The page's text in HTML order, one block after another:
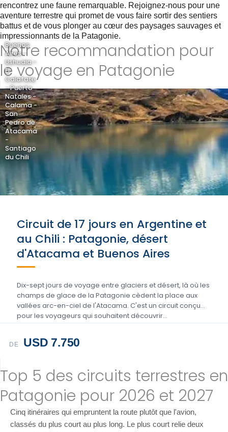
rencontrez une faune remarquable. Rejoignez-nous pour une
aventure terrestre qui promet de vous faire sortir des sentiers
battus et de vous plonger au cœur des paysages sauvages et
impressionnants de la Patagonie.
Notre recommandation pour
le voyage en Patagonie
Buenos
Aires -
Ushuaia -
El
Calafate
- Puerto
Natales -
Calama -
San
Pedro de
Atacama
-
Santiago
du Chili
Circuit de 17 jours en Argentine et
au Chili : Patagonie, désert
d'Atacama et Buenos Aires
Dix-sept jours de voyage entre glaciers et désert, là où les
champs de glace de la Patagonie cèdent la place aux
vallées arc-en-ciel de l'Atacama. C'est un circuit conçu
pour les voyageurs qui souhaitent découvrir…
DE USD 7.750
Top 5 des circuits terrestres en
Patagonie pour 2026 et 2027
Cinq itinéraires qui empruntent la route plutôt que l'avion,
classés du plus court au plus long. Le plus court relie deux